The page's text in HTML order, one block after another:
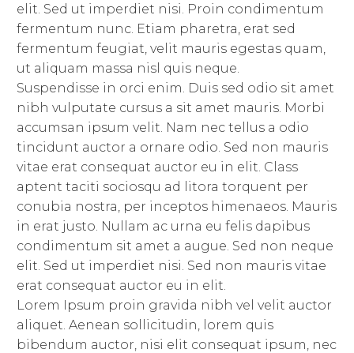
elit. Sed ut imperdiet nisi. Proin condimentum
fermentum nunc. Etiam pharetra, erat sed
fermentum feugiat, velit mauris egestas quam,
ut aliquam massa nisl quis neque.
Suspendisse in orci enim. Duis sed odio sit amet
nibh vulputate cursus a sit amet mauris. Morbi
accumsan ipsum velit. Nam nec tellus a odio
tincidunt auctor a ornare odio. Sed non mauris
vitae erat consequat auctor eu in elit. Class
aptent taciti sociosqu ad litora torquent per
conubia nostra, per inceptos himenaeos. Mauris
in erat justo. Nullam ac urna eu felis dapibus
condimentum sit amet a augue. Sed non neque
elit. Sed ut imperdiet nisi. Sed non mauris vitae
erat consequat auctor eu in elit.
Lorem Ipsum proin gravida nibh vel velit auctor
aliquet. Aenean sollicitudin, lorem quis
bibendum auctor, nisi elit consequat ipsum, nec